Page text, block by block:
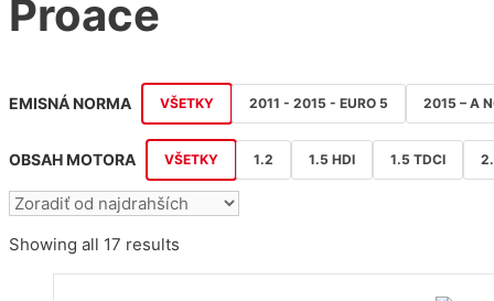
Proace
EMISNÁ NORMA VŠETKY 2011 - 2015 - EURO 5 2015 – A
OBSAH MOTORA VŠETKY 1.2 1.5 HDI 1.5 TDCI
Showing all 17 results